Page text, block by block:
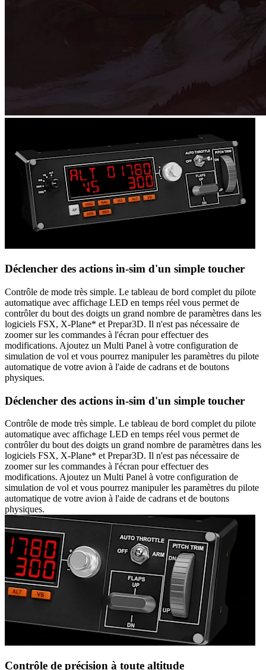
Déclencher des actions in-sim d'un simple toucher
Contrôle de mode très simple. Le tableau de bord complet du pilote
automatique avec affichage LED en temps réel vous permet de
contrôler du bout des doigts un grand nombre de paramètres dans les
logiciels FSX, X-Plane* et Prepar3D. Il n'est pas nécessaire de
zoomer sur les commandes à l'écran pour effectuer des
modifications. Ajoutez un Multi Panel à votre configuration de
simulation de vol et vous pourrez manipuler les paramètres du pilote
automatique de votre avion à l'aide de cadrans et de boutons
physiques.
Déclencher des actions in-sim d'un simple toucher
Contrôle de mode très simple. Le tableau de bord complet du pilote
automatique avec affichage LED en temps réel vous permet de
contrôler du bout des doigts un grand nombre de paramètres dans les
logiciels FSX, X-Plane* et Prepar3D. Il n'est pas nécessaire de
zoomer sur les commandes à l'écran pour effectuer des
modifications. Ajoutez un Multi Panel à votre configuration de
simulation de vol et vous pourrez manipuler les paramètres du pilote
automatique de votre avion à l'aide de cadrans et de boutons
physiques.
Contrôle de précision à toute altitude